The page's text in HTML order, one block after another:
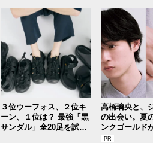
３位ウーフォス、２位キ
ーン、１位は？ 最強「黒
サンダル」全20足を試着
高橋璃央と、
の出会い。夏
ンクゴールド
SUMMER